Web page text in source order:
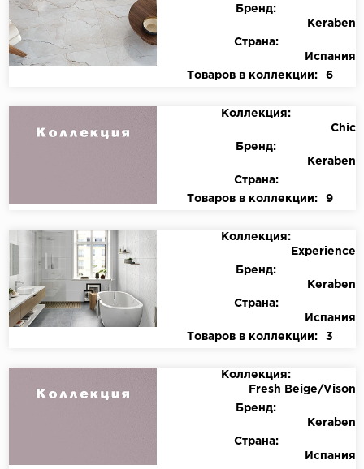
Бренд:
Keraben
Страна:
Испания
Товаров в коллекции:
6
Коллекция:
Chic
Бренд:
Keraben
Страна:
Товаров в коллекции:
9
Коллекция:
Experience
Бренд:
Keraben
Страна:
Испания
Товаров в коллекции:
3
Коллекция:
Fresh Beige/Vison
Бренд:
Keraben
Страна:
Испания